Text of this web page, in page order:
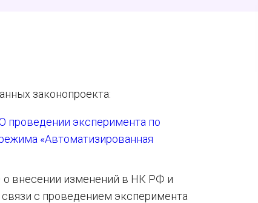
законопроекта:
проведении эксперимента по
«Автоматизированная
о внесении изменений в НК РФ и
с проведением эксперимента